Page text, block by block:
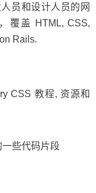
员和设计人员的网
覆盖 HTML, CSS,
Rails.
CSS 教程, 资源和
一些代码片段